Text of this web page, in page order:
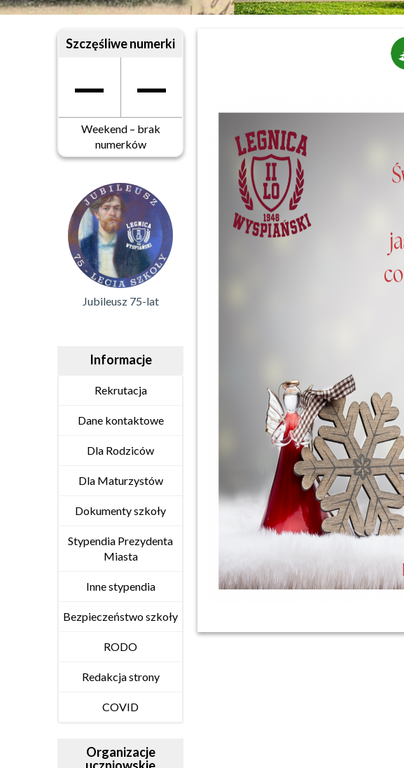
Szczęśliwe numerki
— —
Weekend – brak
numerków
Jubileusz 75-lat
Informacje
Rekrutacja
Dane kontaktowe
Dla Rodziców
Dla Maturzystów
Dokumenty szkoły
Stypendia Prezydenta
Miasta
Inne stypendia
Bezpieczeństwo szkoły
RODO
Redakcja strony
COVID
Organizacje